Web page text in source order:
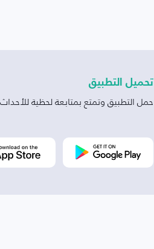
تحميل التطبيق
حمل التطبيق وتمتع بمتابعة لحظية